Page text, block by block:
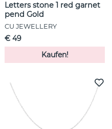
Letters stone 1 red garnet
pend Gold
CU JEWELLERY
€ 49
Kaufen!